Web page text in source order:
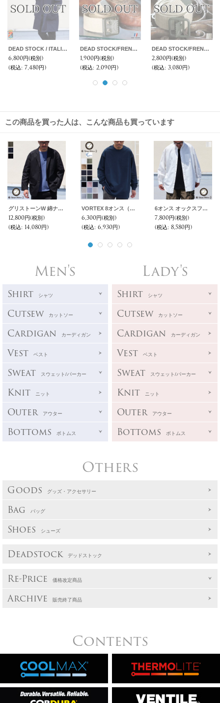
DEAD STOCK/Canadian Armed CADPAT BELT(カナダ軍 CADPATキャンバスペルト）
1,900円(税別)
(税込: 2,090円)
レザーリングベルト-Narrow-(VS-601)【MADE IN JAPAN】『日本製』【送料無料】 / vasco
11,000円(税別)
(税込: 12,100円)
チェコ軍デッドストックミリタリーエプロン / デッドストック
2,000円(税別)
(税込: 2,200円)
この商品を買った人は、こんな商品も買っています
グリストーンW 綿ナイロン高密度ギャバ ドライビングジャケット『MADE IN JAPAN』『日本製』【送料無料】Upscape Audience
12,800円(税別)
(税込: 14,080円)
VORTEX 8オンス（MVS天竺）クルーネック XL 長袖Tee『MADE IN JAPAN』『日本製』 / Upscape Audience
6,300円(税別)
(税込: 6,930円)
6オンス オックスフォード ボタンダウン 長袖 ボクシーシャツ【MADE IN JAPAN】『日本製』/ Upscape Audience
7,800円(税別)
(税込: 8,580円)
Men's
Shirt シャツ
Cutsew カットソー
Cardigan カーディガン
Vest ベスト
Sweat スウェット/パーカー
Knit ニット
Outer アウター
Bottoms ボトムス
Lady's
Shirt シャツ
Cutsew カットソー
Cardigan カーディガン
Vest ベスト
Sweat スウェット/パーカー
Knit ニット
Outer アウター
Bottoms ボトムス
Others
Goods グッズ・アクセサリー
Bag バッグ
Shoes シューズ
Deadstock デッドストック
Re-Price 価格改定商品
Archive 販売終了商品
Contents